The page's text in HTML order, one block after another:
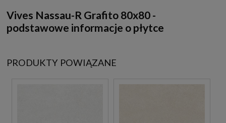
Vives Nassau-R Grafito 80x80 -
podstawowe informacje o płytce
PRODUKTY POWIĄZANE